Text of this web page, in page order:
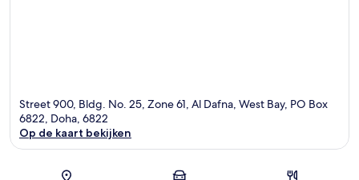
Street 900, Bldg. No. 25, Zone 61, Al Dafna, West Bay, PO Box
6822, Doha, 6822
Op de kaart bekijken